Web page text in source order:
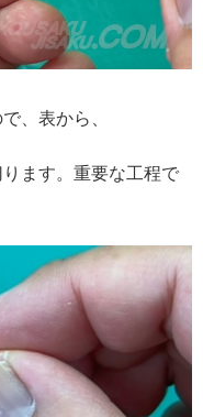
、表から、
ます。重要な工程で